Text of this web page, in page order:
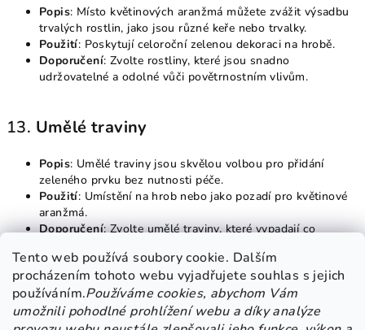
Tento web používá soubory cookie. Dalším
procházením tohoto webu vyjadřujete souhlas s jejich
používáním.Používáme cookies, abychom Vám
umožnili pohodlné prohlížení webu a díky analýze
Popis: Místo květinových aranžmá můžete zvážit výsadbu
trvalých rostlin, jako jsou různé keře nebo trvalky.
Použití: Poskytují celoroční zelenou dekoraci na hrobě.
Doporučení: Zvolte rostliny, které jsou snadno
udržovatelné a odolné vůči povětrnostním vlivům.
13. Umělé traviny
Popis: Umělé traviny jsou skvělou volbou pro přidání
zeleného prvku bez nutnosti péče.
Použití: Umístění na hrob nebo jako pozadí pro květinové
aranžmá.
Doporučení: Zvolte umělé traviny, které vypadají co
14.Ozdobné kameny